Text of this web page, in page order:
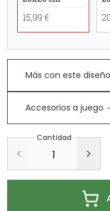
15,99 €
Más con este diseño
Accesorios a juego
Cantidad